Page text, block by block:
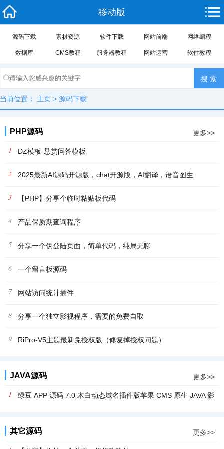
移动版
源码下载 素材资源 软件下载 网站前端 网络编程
数据库 CMS教程 服务器教程 网站运营 软件教程
当前位置： 主页 > 源码下载
PHP源码 更多>>
1 DZ模板-悬赏问答模板
2 2025最新AI源码开源版，chat开源版，AI翻译，语音图生
3 【PHP】分享个临时粘贴板代码
4 产品保质期查询程序
5 分享一个伪登陆页面，简单代码，纯属无聊
6 一个留言板源码
7 网站访问统计插件
8 分享一个独立影视程序，需要的免费自取
9 RiPro-V5主题最新免授权版（修复掉授权问题）
JAVA源码 更多>>
1 绿豆 APP 源码 7.0 木白动态域名插件版苹果 CMS 原生 JAVA 影
其它源码 更多>>